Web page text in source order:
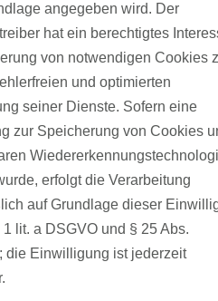
angegeben wird. Der
hat ein berechtigtes
von notwendigen Cookies
und optimierten
seiner Dienste. Sofern eine
zur Speicherung von Cookies
erfolgt die Verarbeitung
auf Grundlage dieser
1 lit. a DSGVO und § 25 Abs.
die Einwilligung ist jederzeit